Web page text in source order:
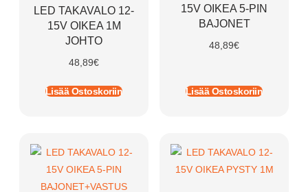
LED TAKAVALO 12-
15V OIKEA 1M
JOHTO
48,89€
Lisää Ostoskoriin
15V OIKEA 5-PIN
BAJONET
48,89€
Lisää Ostoskoriin